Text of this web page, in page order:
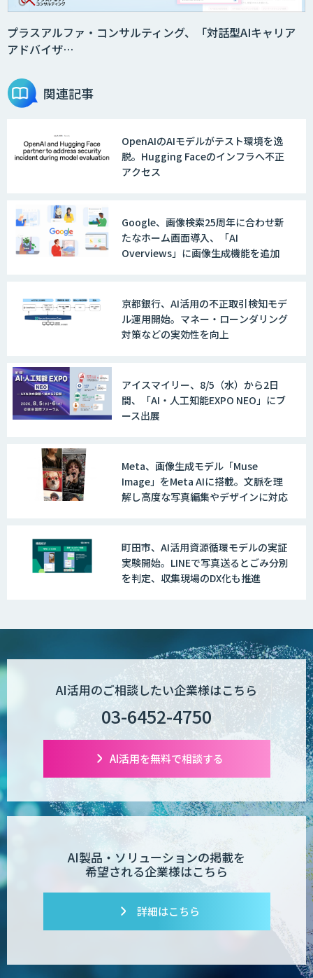
プラスアルファ・コンサルティング、「対話型AIキャリア
アドバイザ…
関連記事
OpenAIのAIモデルがテスト環境を逸
脱。Hugging Faceのインフラへ不正
アクセス
Google、画像検索25周年に合わせ新
たなホーム画面導入、「AI
Overviews」に画像生成機能を追加
京都銀行、AI活用の不正取引検知モデ
ル運用開始。マネー・ローンダリング
対策などの実効性を向上
アイスマイリー、8/5（水）から2日
間、「AI・人工知能EXPO NEO」にブ
ース出展
Meta、画像生成モデル「Muse
Image」をMeta AIに搭載。文脈を理
解し高度な写真編集やデザインに対応
町田市、AI活用資源循環モデルの実証
実験開始。LINEで写真送るとごみ分別
を判定、収集現場のDX化も推進
AI活用のご相談したい企業様はこちら
03-6452-4750
AI活用を無料で相談する
AI製品・ソリューションの掲載を
希望される企業様はこちら
詳細はこちら